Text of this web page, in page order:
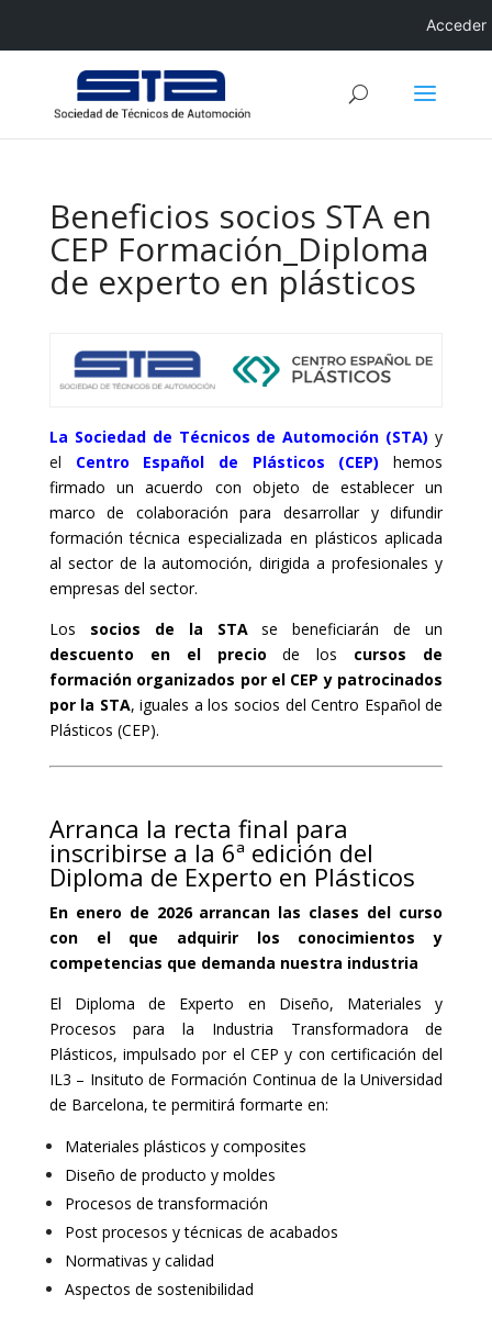
Beneficios socios STA en
CEP Formación_Diploma
de experto en plásticos
La Sociedad de Técnicos de Automoción (STA) y
el Centro Español de Plásticos (CEP)
hemos
firmado un acuerdo con objeto de establecer un
marco de colaboración para desarrollar y difundir
formación técnica especializada en plásticos aplicada
al sector de la automoción, dirigida a profesionales y
empresas del sector.
Los socios de la STAse beneficiarán de un
descuento en el precio de los cursos de
formación organizados por el CEP y patrocinados
por la STA, iguales a los socios del Centro Español de
Plásticos (CEP).
Arranca la recta final para
inscribirse a la 6ª edición del
Diploma de Experto en Plásticos
En enero de 2026 arrancan las clases del curso
con el que adquirir los conocimientos y
competencias que demanda nuestra industria
El Diploma de Experto en Diseño, Materiales y
Procesos para la Industria Transformadora de
Plásticos, impulsado por el CEP y con certificación del
IL3 – Insituto de Formación Continua de la Universidad
de Barcelona, te permitirá formarte en:
Materiales plásticos y composites
Diseño de producto y moldes
Procesos de transformación
Post procesos y técnicas de acabados
Normativas y calidad
Aspectos de sostenibilidad
Acceder